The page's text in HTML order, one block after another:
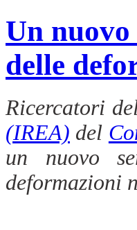
Un
delle
Ricercatori
(IREA) del
un nuovo
deformazioni